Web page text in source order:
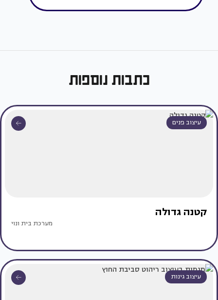
כתבות נוספות
עיצוב פנים
קטנה גדולה
מערכת בית ונוי
עיצוב גינות